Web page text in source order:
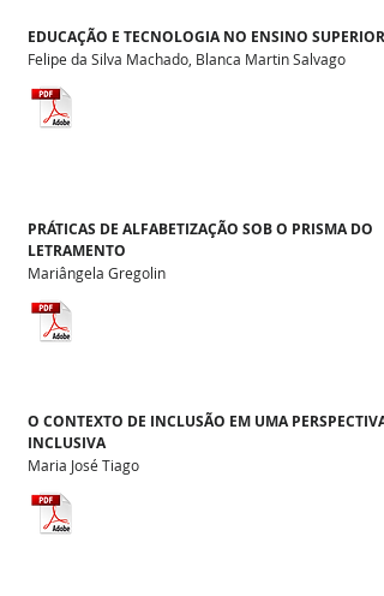
Felipe da Silva Machado, Blanca Martin Salvago
EDUCAÇÃO E TECNOLOGIA NO ENSINO SUPERIOR
Mariângela Gregolin
PRÁTICAS DE ALFABETIZAÇÃO SOB O PRISMA DO
LETRAMENTO
Maria José Tiago
O CONTEXTO DE INCLUSÃO EM UMA PERSPECTIVA
INCLUSIVA